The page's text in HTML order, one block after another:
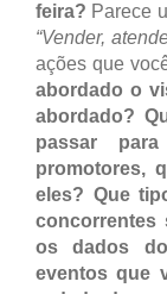
feira? Parece
“Vender,
ações que
abordado o
abordado?
passar
promotores,
eles? Que
concorrentes
os dados
eventos que